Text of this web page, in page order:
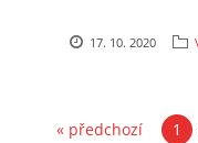
17. 10. 2020
« předchozí 1